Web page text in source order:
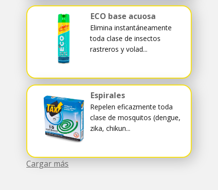
ECO base acuosa
Elimina instantáneamente
toda clase de insectos
rastreros y volad...
Espirales
Repelen eficazmente toda
clase de mosquitos (dengue,
zika, chikun...
Cargar más